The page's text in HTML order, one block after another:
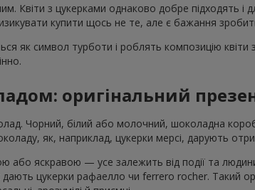
Квіти з цукерками однаково добре підходять
купити щось не те, але є бажання
як символ турботи і роблять композицію
оригінальний
Чорний, білий або молочний, шоколадна
як, наприклад, цукерки мерсі, дарують
яскравою — усе залежить від події та
дають цукерки рафаелло чи ferrero rocher. Такий